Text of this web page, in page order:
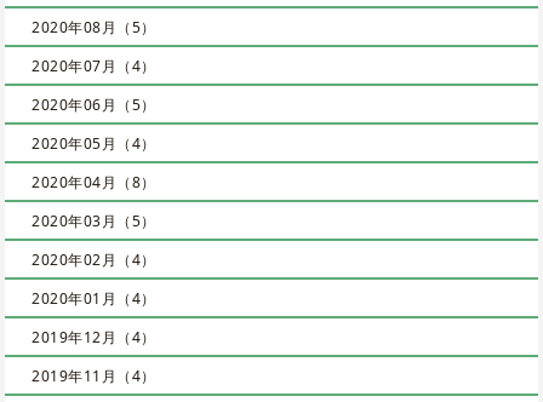
2020年08月（5）
2020年07月（4）
2020年06月（5）
2020年05月（4）
2020年04月（8）
2020年03月（5）
2020年02月（4）
2020年01月（4）
2019年12月（4）
2019年11月（4）